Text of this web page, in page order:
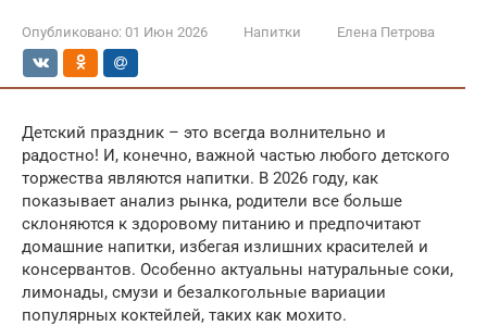
Опубликовано: 01 Июн 2026 Напитки Елена Петрова
Детский праздник – это всегда волнительно и
радостно! И, конечно, важной частью любого детского
торжества являются напитки. В 2026 году, как
показывает анализ рынка, родители все больше
склоняются к здоровому питанию и предпочитают
домашние напитки, избегая излишних красителей и
консервантов. Особенно актуальны натуральные соки,
лимонады, смузи и безалкогольные вариации
популярных коктейлей, таких как мохито.